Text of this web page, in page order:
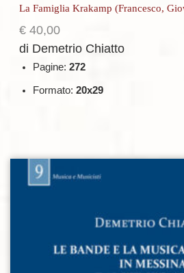
La Famiglia Krakamp (Francesco,
€ 40,00
di Demetrio Chiatto
Pagine: 272
Formato: 20x29